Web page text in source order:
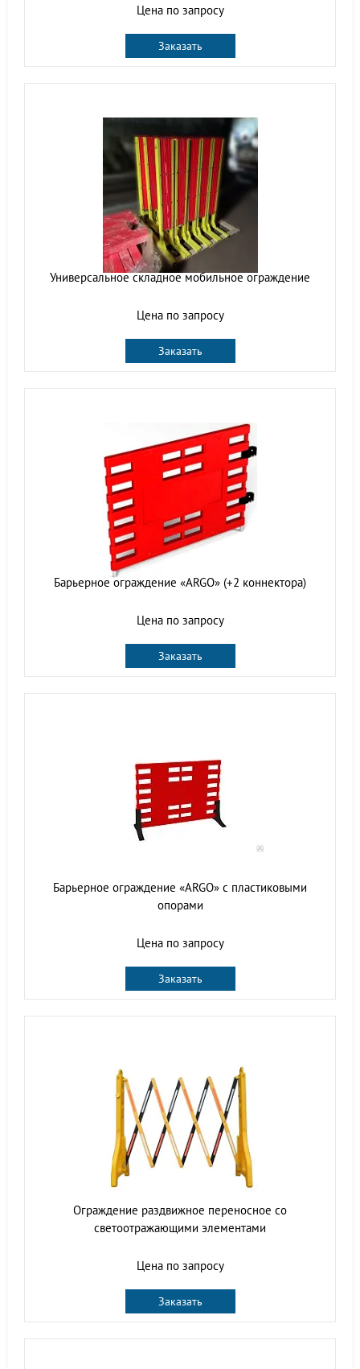
Цена по запросу
Заказать
Универсальное складное мобильное ограждение
Цена по запросу
Заказать
Барьерное ограждение «ARGO» (+2 коннектора)
Цена по запросу
Заказать
Барьерное ограждение «ARGO» с пластиковыми
опорами
Цена по запросу
Заказать
Ограждение раздвижное переносное со
светоотражающими элементами
Цена по запросу
Заказать